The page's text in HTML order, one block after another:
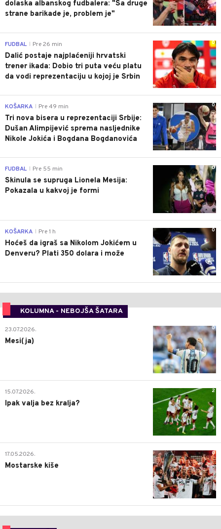
dolaska albanskog fudbalera: "Sa druge
strane barikade je, problem je"
0
FUDBAL Pre 26 min
Dalić postaje najplaćeniji hrvatski
trener ikada: Dobio tri puta veću platu
da vodi reprezentaciju u kojoj je Srbin
0
KOŠARKA Pre 49 min
Tri nova bisera u reprezentaciji Srbije:
Dušan Alimpijević sprema nasljednike
Nikole Jokića i Bogdana Bogdanovića
0
FUDBAL Pre 55 min
Skinula se supruga Lionela Mesija:
Pokazala u kakvoj je formi
0
KOŠARKA Pre 1 h
Hoćeš da igraš sa Nikolom Jokićem u
Denveru? Plati 350 dolara i može
KOLUMNA - NEBOJŠA ŠATARA
0
23.07.2026.
Mesi(ja)
2
15.07.2026.
Ipak valja bez kralja?
0
17.05.2026.
Mostarske kiše